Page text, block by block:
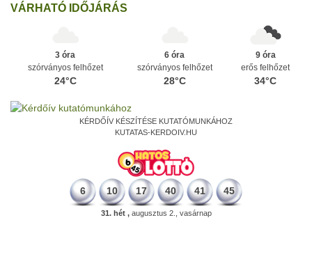
VÁRHATÓ IDŐJÁRÁS
3 óra
szórványos felhőzet
24°C
6 óra
szórványos felhőzet
28°C
9 óra
erős felhőzet
34°C
KÉRDŐÍV KÉSZÍTÉSE KUTATÓMUNKÁHOZ
KUTATAS-KERDOIV.HU
6 10 17 40 41 45
31. hét ,augusztus 2., vasárnap